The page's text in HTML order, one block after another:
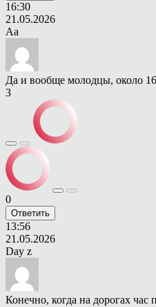
16:30
21.05.2026
Aa
Да и вообще молодцы, около
3
0
Ответить
13:56
21.05.2026
Day z
Конечно, когда на дорогах